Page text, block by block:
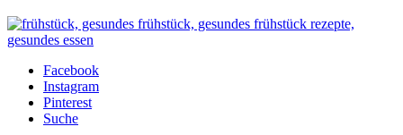
Facebook
Instagram
Pinterest
Suche